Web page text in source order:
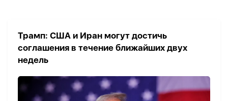
Трамп: США и Иран могут достичь
соглашения в течение ближайших двух
недель